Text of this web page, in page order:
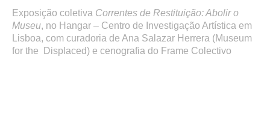
Exposição coletiva Correntes de Restituição: Abolir o
Museu, no Hangar – Centro de Investigação Artística em
Lisboa, com curadoria de Ana Salazar Herrera (Museum
for the Displaced) e cenografia do Frame Colectivo